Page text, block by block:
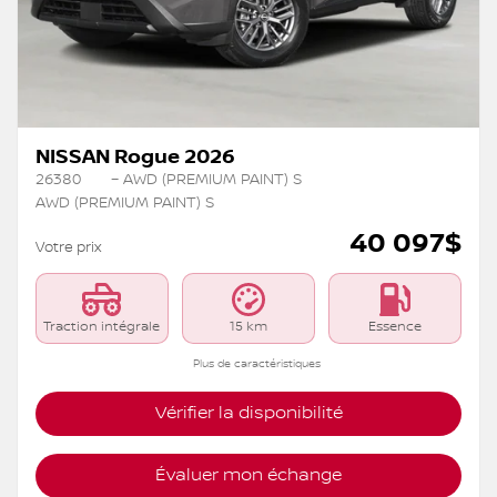
NISSAN Rogue 2026
26380
– AWD (PREMIUM PAINT) S
AWD (PREMIUM PAINT) S
Votre prix 40 097$
Traction intégrale 15 km Essence
Plus de caractéristiques
Vérifier la disponibilité
Évaluer mon échange